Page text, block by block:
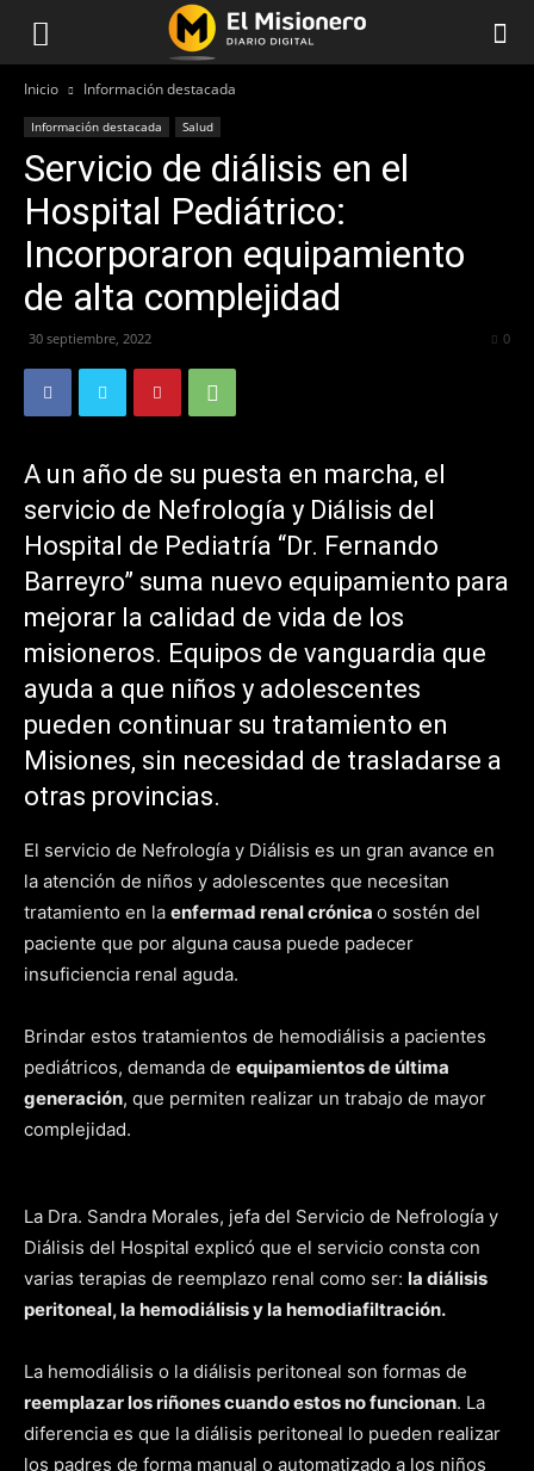
Inicio Información destacada
Información destacada Salud
Servicio de diálisis en el
Hospital Pediátrico:
Incorporaron equipamiento
de alta complejidad
30 septiembre, 2022 0
A un año de su puesta en marcha, el
servicio de Nefrología y Diálisis del
Hospital de Pediatría “Dr. Fernando
Barreyro” suma nuevo equipamiento para
mejorar la calidad de vida de los
misioneros. Equipos de vanguardia que
ayuda a que niños y adolescentes
pueden continuar su tratamiento en
Misiones, sin necesidad de trasladarse a
otras provincias.
El servicio de Nefrología y Diálisis es un gran avance en
la atención de niños y adolescentes que necesitan
tratamiento en la enfermad renal crónica o sostén del
paciente que por alguna causa puede padecer
insuficiencia renal aguda.
Brindar estos tratamientos de hemodiálisis a pacientes
pediátricos, demanda de equipamientos de última
generación, que permiten realizar un trabajo de mayor
complejidad.
La Dra. Sandra Morales, jefa del Servicio de Nefrología y
Diálisis del Hospital explicó que el servicio consta con
varias terapias de reemplazo renal como ser: la diálisis
peritoneal, la hemodiálisis y la hemodiafiltración.
La hemodiálisis o la diálisis peritoneal son formas de
reemplazar los riñones cuando estos no funcionan. La
diferencia es que la diálisis peritoneal lo pueden realizar
los padres de forma manual o automatizado a los niños